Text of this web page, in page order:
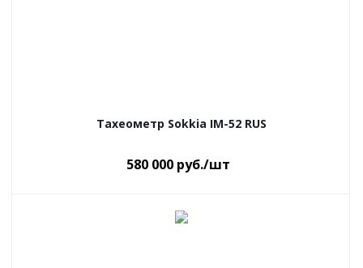
Тахеометр Sokkia IM-52 RUS
580 000 руб./шт